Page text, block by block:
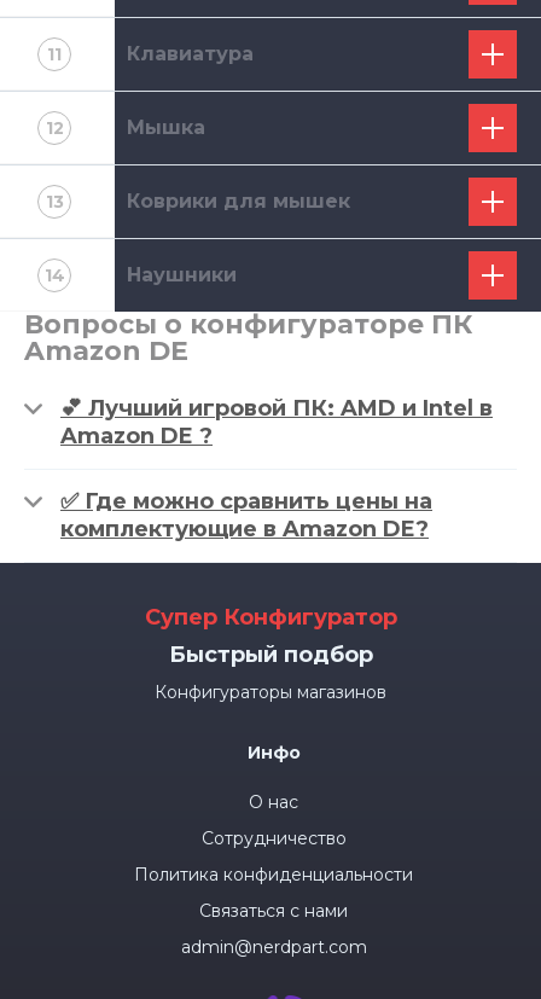
11 Клавиатура
12 Мышка
13 Коврики для мышек
14 Наушники
Вопросы о конфигураторе ПК
Amazon DE
💕 Лучший игровой ПК: AMD и Intel в
Amazon DE ?
✅ Где можно сравнить цены на
комплектующие в Amazon DE?
Супер Конфигуратор
Быстрый подбор
Конфигураторы магазинов
Инфо
О нас
Сотрудничество
Политика конфиденциальности
Связаться с нами
admin@nerdpart.com